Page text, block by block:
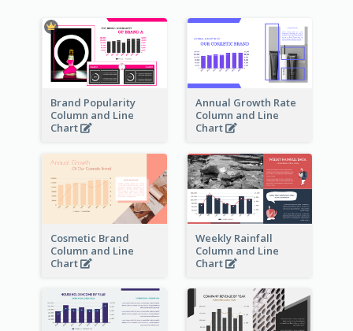
Brand Popularity
Column and Line
Chart
Annual Growth Rate
Column and Line
Chart
Cosmetic Brand
Column and Line
Chart
Weekly Rainfall
Column and Line
Chart